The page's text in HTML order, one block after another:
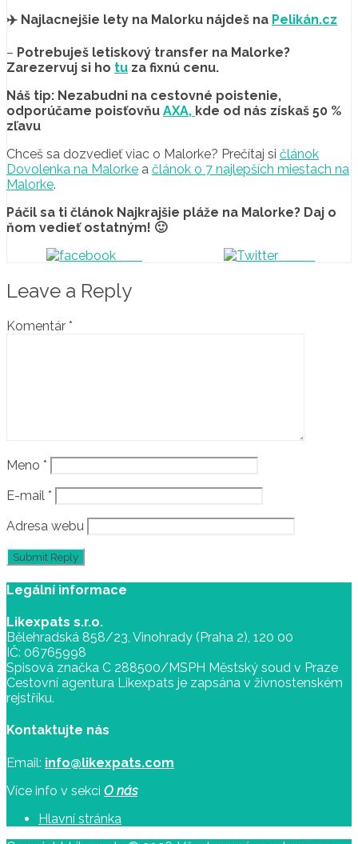
✈️ Najlacnejšie lety na Malorku nájdeš na Pelikán.cz
– Potrebuješ letiskový transfer na Malorke?
Zarezervuj si ho tu za fixnú cenu.
Náš tip: Nezabudni na cestovné poistenie,
odporúčame poisťovňu AXA, kde od nás získaš 50 %
zľavu
Chceš sa dozvedieť viac o Malorke? Prečítaj si článok
Dovolenka na Malorke a článok o 7 najlepších miestach na
Malorke.
Páčil sa ti článok Najkrajšie pláže na Malorke? Daj o
ňom vedieť ostatným! 🙂
Tweet
Leave a Reply
Komentár *
Meno *
E-mail *
Adresa webu
Legální informace
Likexpats s.r.o.
Bělehradská 858/23, Vinohrady (Praha 2), 120 00
IČ: 06765998
Spisová značka C 288500/MSPH Městský soud v Praze
Cestovní agentura Likexpats je zapsána v živnostenském
rejstříku.
Kontaktujte nás
Email: info@likexpats.com
Více info v sekci O nás
Hlavní stránka